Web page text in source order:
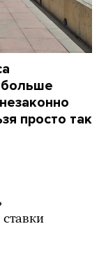
больше
просто так